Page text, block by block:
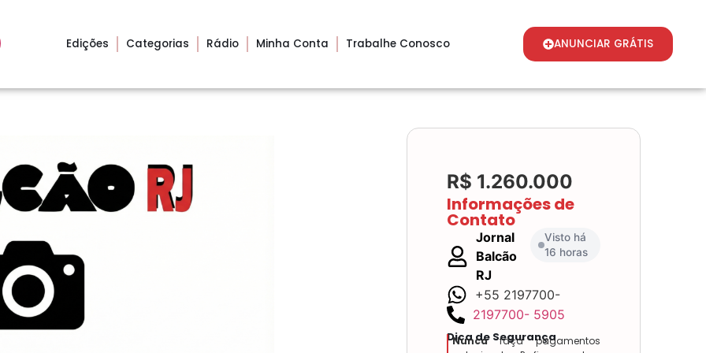
Edições Categorias Rádio Minha Conta Trabalhe Conosco ANUNCIAR GRÁTIS
R$ 1.260.000
Informações de
Contato
Jornal
Balcão
RJ
Visto há
16 horas
+55 2197700-
2197700- 5905
Dica de Segurança
Nuncafaça pagamentos